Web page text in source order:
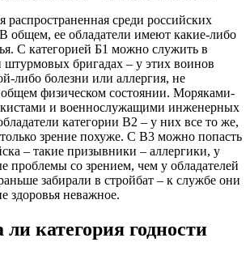
распространенная среди российских
общем, ее обладатели имеют какие-либо
С категорией Б1 можно служить в
штурмовых бригадах – у этих воинов
либо болезни или аллергия, не
физическом состоянии. Моряками-
и военнослужащими инженерных
категории В2 – у них все то же,
зрение похуже. С В3 можно попасть
– такие призывники – аллергики, у
проблемы со зрением, чем у обладателей
забирали в стройбат – к службе они
здоровья неважное.
категория годности